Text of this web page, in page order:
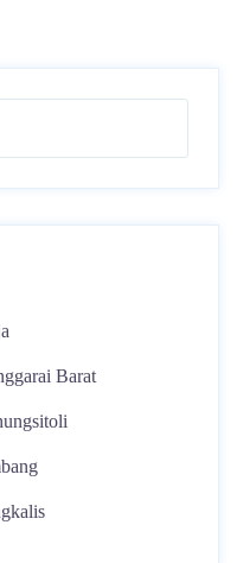
Barat